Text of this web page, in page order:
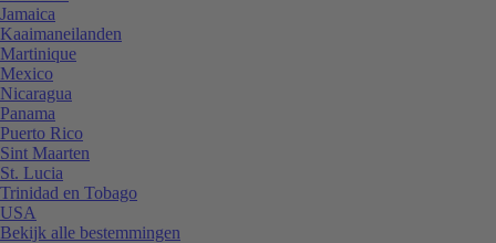
Jamaica
Kaaimaneilanden
Martinique
Mexico
Nicaragua
Panama
Puerto Rico
Sint Maarten
St. Lucia
Trinidad en Tobago
USA
Bekijk alle bestemmingen